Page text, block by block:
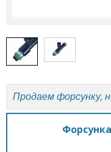
Продаем форсунку,